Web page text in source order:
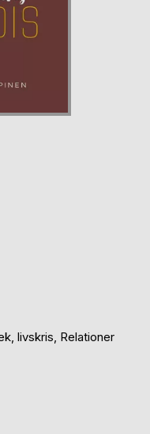
livskris, Relationer